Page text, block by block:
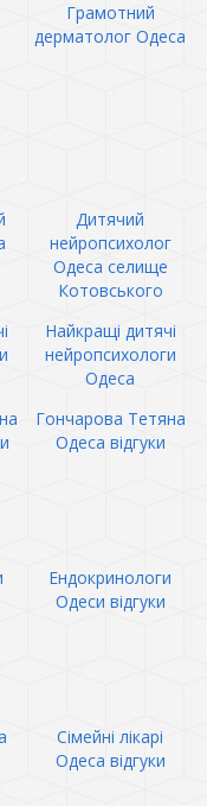
Грамотний
дерматолог Одеса
Дитячий
нейропсихолог
Одеса селище
Котовського
Найкращі дитячі
нейропсихологи
Одеса
Гончарова Тетяна
Одеса відгуки
Ендокринологи
Одеси відгуки
Сімейні лікарі
Одеса відгуки